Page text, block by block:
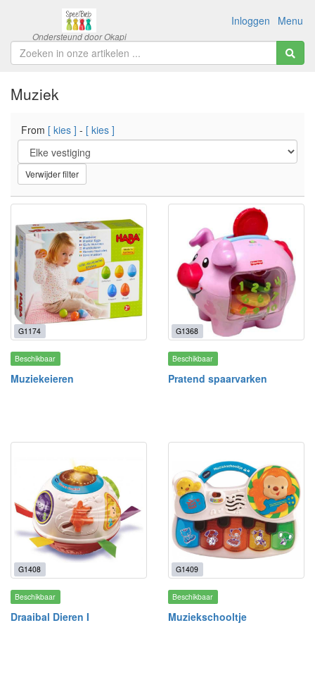
Menu
Inloggen
Muziek
From [ kies ] - [ kies ]
Verwijder filter
G1174
Beschikbaar
Muziekeieren
G1368
Beschikbaar
Pratend spaarvarken
G1408
Beschikbaar
Draaibal Dieren I
G1409
Beschikbaar
Muziekschooltje